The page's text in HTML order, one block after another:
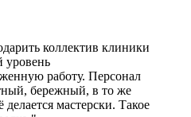
коллектив клиники
уровень
работу. Персонал
бережный, в то же
мастерски. Такое